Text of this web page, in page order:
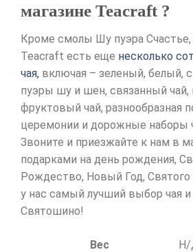
магазине Teacraft ?
Кроме смолы Шу пуэра Счастье,
Teacraft есть еще несколько
чая, включая – зеленый, белый,
пуэры шу и шен, связанный чай,
фруктовый чай, разнообразная
церемонии и дорожные наборы
Звоните и приезжайте к нам в
подарками на день рождения,
Рождество, Новый Год, Святого
у нас самый лучший выбор чая
Святошино!
Вес